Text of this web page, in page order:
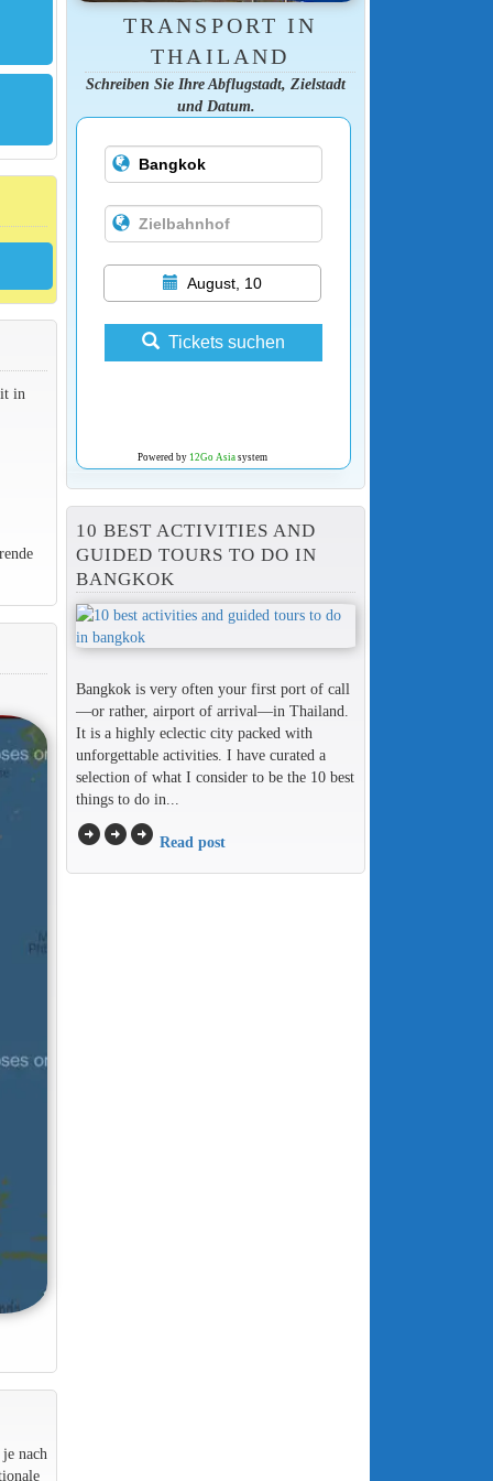
in
nach
TRANSPORT IN
THAILAND
Schreiben Sie Ihre Abflugstadt, Zielstadt
und Datum.
August, 10
Tickets suchen
Powered by 12Go Asiasystem
10 BEST ACTIVITIES AND
GUIDED TOURS TO DO IN
BANGKOK
Bangkok is very often your first port of call
—or rather, airport of arrival—in Thailand.
It is a highly eclectic city packed with
unforgettable activities. I have curated a
selection of what I consider to be the 10 best
things to do in...
arrow_circle_rightarrow_circle_rightarrow_circle_right Read post